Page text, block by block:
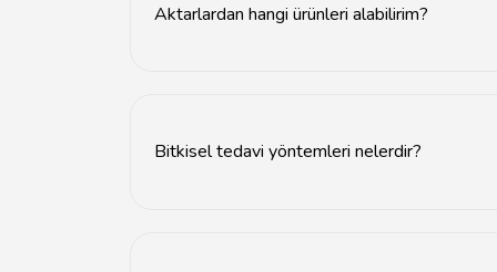
Aktarlardan hangi ürünleri alabilirim?
Bitkisel tedavi yöntemleri nelerdir?